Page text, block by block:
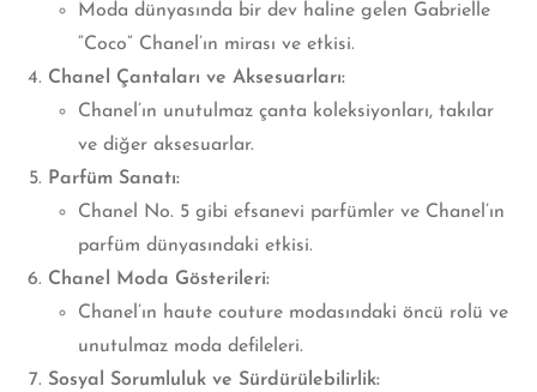
Moda dünyasında bir dev haline gelen Gabrielle
“Coco” Chanel’ın mirası ve etkisi.
Chanel Çantaları ve Aksesuarları:
Chanel’ın unutulmaz çanta koleksiyonları, takılar
ve diğer aksesuarlar.
Parfüm Sanatı:
Chanel No. 5 gibi efsanevi parfümler ve Chanel’ın
parfüm dünyasındaki etkisi.
Chanel Moda Gösterileri:
Chanel’ın haute couture modasındaki öncü rolü ve
unutulmaz moda defileleri.
Sosyal Sorumluluk ve Sürdürülebilirlik: